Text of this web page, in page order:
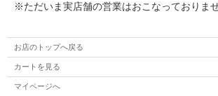
※ただいま実店舗の営業はおこなっておりませ
お店のトップへ戻る
カートを見る
マイページへ